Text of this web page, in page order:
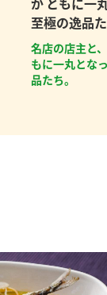
が ともに一
至極の逸品た
名店の店主と
もに一丸とな
品たち。